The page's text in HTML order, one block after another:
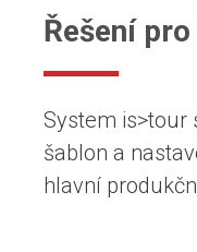
Řešení
System is>tour
šablon a
hlavní